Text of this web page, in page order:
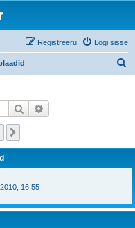
Logi sisse
Registreeru
Otsi
16:55